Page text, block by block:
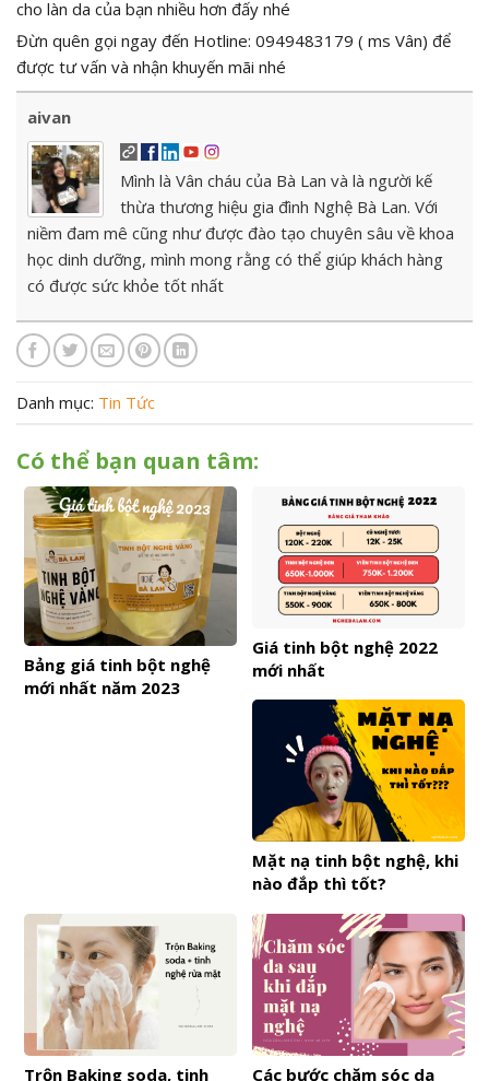
cho làn da của bạn nhiều hơn đấy nhé
Đừn quên gọi ngay đến Hotline: 0949483179 ( ms Vân) để
được tư vấn và nhận khuyến mãi nhé
aivan
Mình là Vân cháu của Bà Lan và là người kế
thừa thương hiệu gia đình Nghệ Bà Lan. Với
niềm đam mê cũng như được đào tạo chuyên sâu về khoa
học dinh dưỡng, mình mong rằng có thể giúp khách hàng
có được sức khỏe tốt nhất
Danh mục: Tin Tức
Có thể bạn quan tâm:
Bảng giá tinh bột nghệ
mới nhất năm 2023
Giá tinh bột nghệ 2022
mới nhất
Mặt nạ tinh bột nghệ, khi
nào đắp thì tốt?
Trộn Baking soda, tinh
Các bước chăm sóc da